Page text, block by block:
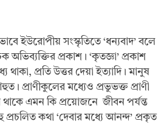
ইউরোপীয় সংস্কৃতিতে ‘ধন্যবাদ’ বলে
অভিব্যক্তির প্রকাশ। ‘কৃতজ্ঞা’ প্রকাশ
থাকা, প্রতি উত্তর দেয়া ইত্যাদি। মানুষ
প্রাণীকুলের মধ্যেও প্রভুভক্ত প্রাণী
থাকে এমন কি প্রয়োজনে জীবন পর্যন্ত
প্রচলিত কথা ‘দেবার মধ্যে আনন্দ’ প্রকৃত